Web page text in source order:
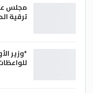
مجلس
ترقية
*وزير